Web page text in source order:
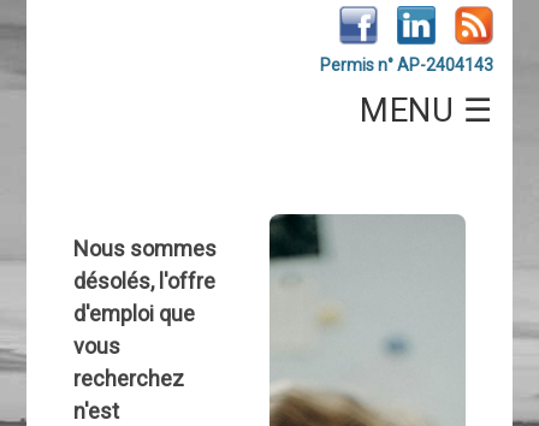
Permis n° AP-2404143
MENU ☰
Nous sommes
désolés, l'offre
d'emploi que
vous
recherchez
n'est